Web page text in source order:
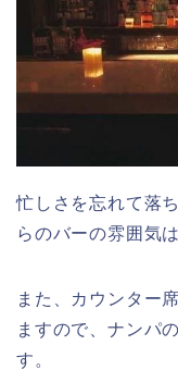
忙しさを忘れて落
らのバーの雰囲気
また、カウンター
ますので、ナンパ
す。